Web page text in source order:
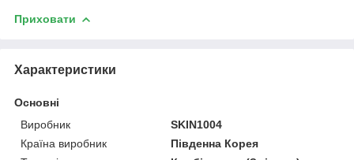
Приховати
Характеристики
Основні
Виробник
SKIN1004
Країна виробник
Південна Корея